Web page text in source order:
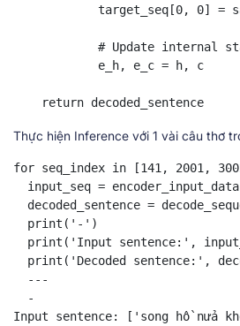
target_seq[0, 0] =
# Update internal
            e_h, e_c = h, c
    return decoded_sentence
Thực hiện Inference với 1 vài câu thơ
for seq_index in [141, 2001,
input_seq =
decoded_sentence =
  print('-')
print('Input sentence:',
print('Decoded sentence:',
  ---
  -
Input sentence: ['song hồ nửa